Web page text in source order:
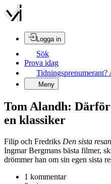
Logga in
Sök
Prova idag
Meny
Tom Alandh: Därför
en klassiker
Filip och Fredriks Den sista resan
Ingmar Bergmans bästa filmer,
drömmer han om sin egen sista
1 kommentar